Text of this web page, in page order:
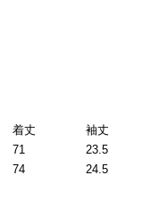
着丈
袖丈
71
23.5
74
24.5